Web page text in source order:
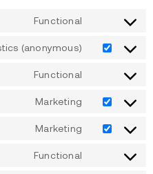
Functional
(anonymous)
Functional
Marketing
Marketing
Functional